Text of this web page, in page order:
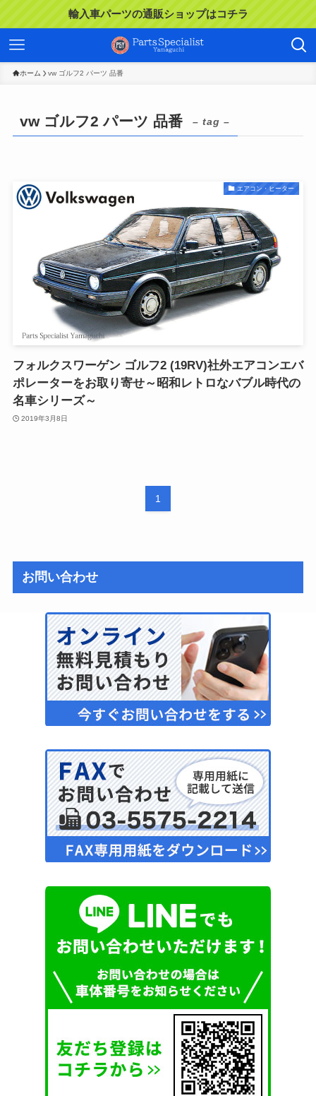
輸入車パーツの通販ショップはコチラ
ホーム vw ゴルフ2 パーツ 品番
vw ゴルフ2 パーツ 品番 – tag –
エアコン・ヒーター
フォルクスワーゲン ゴルフ2 (19RV)社外エアコンエバ
ポレーターをお取り寄せ～昭和レトロなバブル時代の
名車シリーズ～
2019年3月8日
1
お問い合わせ